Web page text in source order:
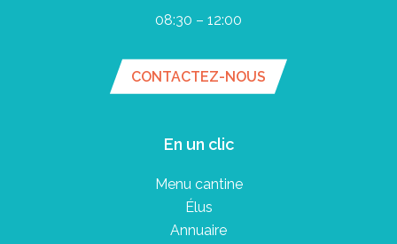
08:30 – 12:00
CONTACTEZ-NOUS
En un clic
Menu cantine
Élus
Annuaire